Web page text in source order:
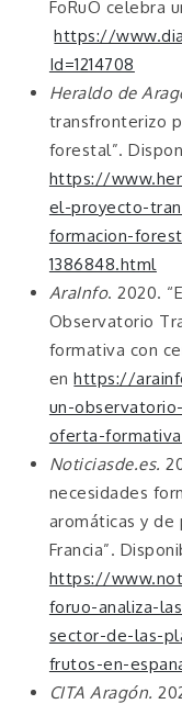
FoRuO celebra
https://
Id=1214708
Heraldo de
transfronterizo
forestal”.
https://
el-proyecto-
formacion-
1386848.html
AraInfo. 2020.
Observatorio
formativa con
enhttps://
un-
oferta-
Noticiasde.es.
necesidades
aromáticas y de
Francia”.
https://
foruo-analiza-
sector-de-las-
frutos-en-
CITA Aragón.